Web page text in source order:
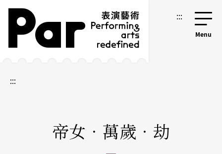
跳到主要內容區塊
網站導覽 :::
:::
帝女．萬歲．劫